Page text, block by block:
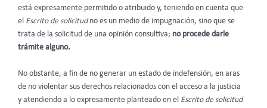
está expresamente permitido o atribuido y, teniendo en cuenta que
el Escrito de solicitud no es un medio de impugnación, sino que se
trata de la solicitud de una opinión consultiva; no procede darle
trámite alguno.
No obstante, a fin de no generar un estado de indefensión, en aras
de no violentar sus derechos relacionados con el acceso a la justicia
y atendiendo a lo expresamente planteado en el Escrito de solicitud